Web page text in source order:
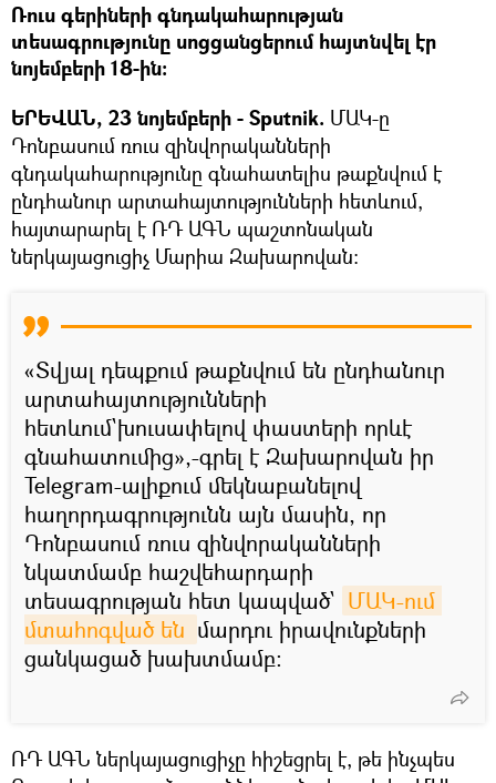
Ռուս գերիների գնդակահարության
տեսագրությունը սոցցանցերում հայտնվել էր
նոյեմբերի 18-ին։
ԵՐԵՎԱՆ, 23 նոյեմբերի - Sputnik. ՄԱԿ-ը
Դոնբասում ռուս զինվորականների
գնդակահարությունը գնահատելիս թաքնվում է
ընդհանուր արտահայտությունների հետևում,
հայտարարել է ՌԴ ԱԳՆ պաշտոնական
ներկայացուցիչ Մարիա Զախարովան:
«Տվյալ դեպքում թաքնվում են ընդհանուր
արտահայտությունների
հետևում`խուսափելով փաստերի որևէ
գնահատումից»,-գրել է Զախարովան իր
Telegram-ալիքում մեկնաբանելով
հաղորդագրությունն այն մասին, որ
Դոնբասում ռուս զինվորականների
նկատմամբ հաշվեհարդարի
տեսագրության հետ կապված` ՄԱԿ-ում
մտահոգված են մարդու իրավունքների
ցանկացած խախտմամբ:
ՌԴ ԱԳՆ ներկայացուցիչը հիշեցրել է, թե ինչպես